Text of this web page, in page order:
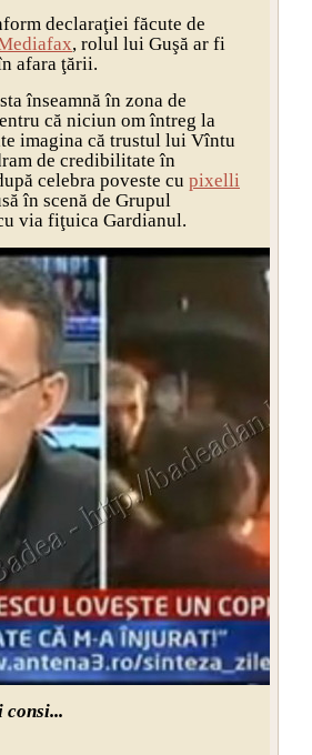
declaraţiei făcute de
, rolul lui Guşă ar fi
afara ţării.
înseamnă în zona de
că niciun om întreg la
imagina că trustul lui Vîntu
de credibilitate în
celebra poveste cu pixelli
în scenă de Grupul
via fiţuica Gardianul.
consi...